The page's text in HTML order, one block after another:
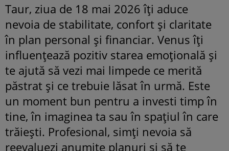
Taur, ziua de 18 mai 2026 îți aduce
nevoia de stabilitate, confort și claritate
în plan personal și financiar. Venus îți
influențează pozitiv starea emoțională și
te ajută să vezi mai limpede ce merită
păstrat și ce trebuie lăsat în urmă. Este
un moment bun pentru a investi timp în
tine, în imaginea ta sau în spațiul în care
trăiești. Profesional, simți nevoia să
reevaluezi anumite planuri și să te